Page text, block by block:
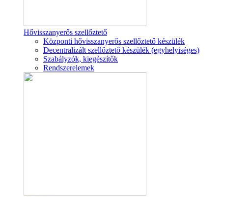
Hővisszanyerős szellőztető
Központi hővisszanyerős szellőztető készülék
Decentralizált szellőztető készülék (egyhelyiséges)
Szabályzók, kiegészítők
Rendszerelemek